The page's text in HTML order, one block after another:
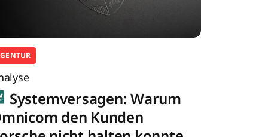
Systemversagen: Warum
den Kunden